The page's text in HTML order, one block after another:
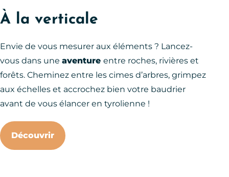
À la verticale
Envie de vous mesurer aux éléments ? Lancez-
vous dans une aventure entre roches, rivières et
forêts. Cheminez entre les cimes d’arbres, grimpez
aux échelles et accrochez bien votre baudrier
avant de vous élancer en tyrolienne !
Découvrir